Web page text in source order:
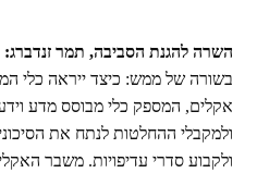
השרה להגנת הסביבה, תמר זנדברג:
בשורה של ממש: כיצד ייראה כלי
אקלים, המספק כלי מבוסס מדע
ולמקבלי ההחלטות לנתח את
ולקבוע סדרי עדיפויות. משבר